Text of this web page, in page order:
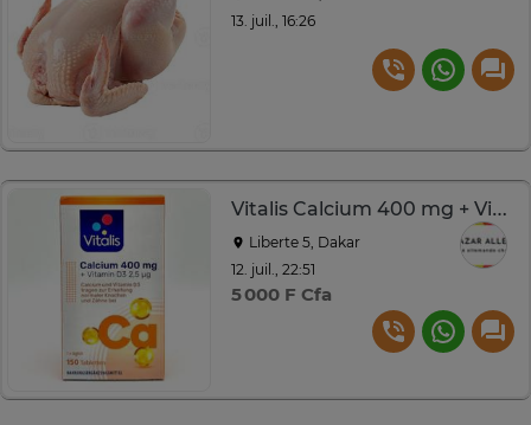
13. juil., 16:26
Vitalis Calcium 400 mg + Vitamine D3 150 comprimés
Liberte 5, Dakar
12. juil., 22:51
5 000 F Cfa